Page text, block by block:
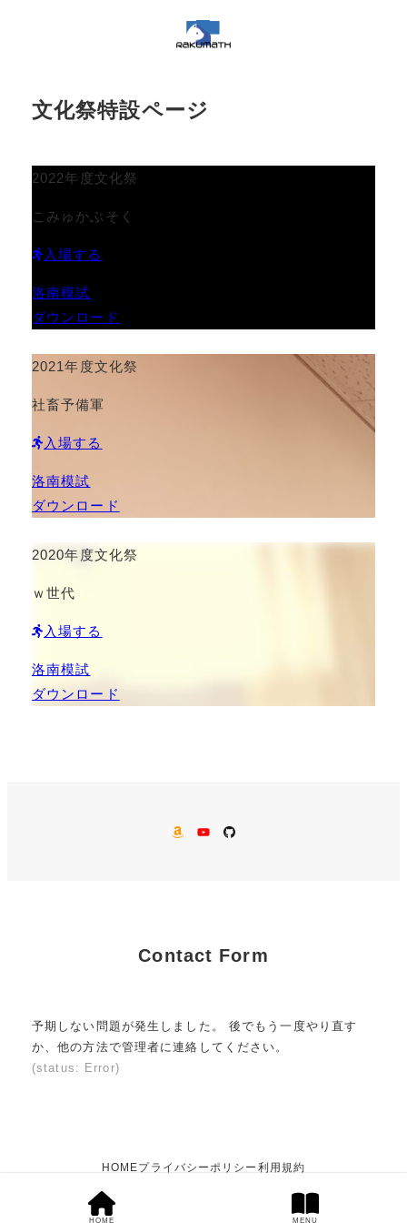
文化祭特設ページ
2022年度文化祭
こみゅかぶそく
入場する
洛南模試
ダウンロード
2021年度文化祭
社畜予備軍
入場する
洛南模試
ダウンロード
2020年度文化祭
ｗ世代
入場する
洛南模試
ダウンロード
AMAZON
YouTube
GitHub
Contact Form
予期しない問題が発生しました。 後でもう一度やり直す
か、他の方法で管理者に連絡してください。
(status: Error)
HOMEプライバシーポリシー 利用規約
HOME MENU